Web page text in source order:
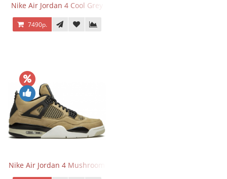
Nike Air Jordan 4 Cool Grey
7490р.
Nike Air Jordan 4 Mushroom